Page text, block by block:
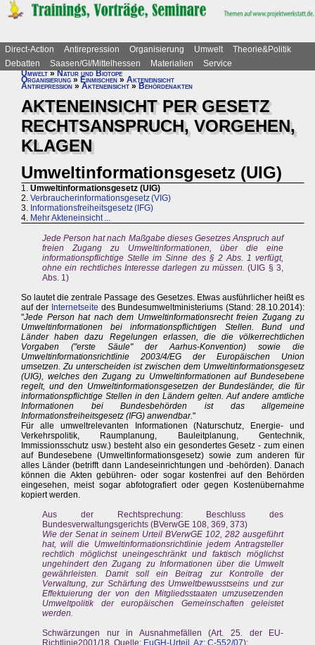
Direct-Action Antirepression Organisierung Umwelt
Theorie&Politik
Debatten
Saasen/GI/Mittelhessen Materialien
Service
Umwelt»Natur und Biotope
Organisierung » Einmischen » Akteneinsicht
Antirepression » Akteneinsicht » Behördenakten
AKTENEINSICHT PER GESETZ
RECHTSANSPRUCH, VORGEHEN,
KLAGEN
Umweltinformationsgesetz (UIG)
1. Umweltinformationsgesetz (UIG)
2. Verbraucherinformationsgesetz (VIG)
3. Informationsfreiheitsgesetz (IFG)
4. Mehr Akteneinsicht ...
Jede Person hat nach Maßgabe dieses Gesetzes Anspruch auf
freien Zugang zu Umweltinformationen, über die eine
informationspflichtige Stelle im Sinne des § 2 Abs. 1 verfügt,
ohne ein rechtliches Interesse darlegen zu müssen.(UIG § 3,
Abs. 1)
So lautet die zentrale Passage des Gesetzes. Etwas ausführlicher heißt es
auf der Internetseite des Bundesumweltministeriums (Stand: 28.10.2014):
"Jede Person hat nach dem Umweltinformationsrecht freien Zugang zu
Umweltinformationen bei informationspflichtigen Stellen. Bund und
Länder haben dazu Regelungen erlassen, die die völkerrechtlichen
Vorgaben ("erste Säule" der Aarhus-Konvention) sowie die
Umweltinformationsrichtlinie 2003/4/EG der Europäischen Union
umsetzen. Zu unterscheiden ist zwischen dem Umweltinformationsgesetz
(UIG), welches den Zugang zu Umweltinformationen auf Bundesebene
regelt, und den Umweltinformationsgesetzen der Bundesländer, die für
informationspflichtige Stellen in den Ländern gelten. Auf andere amtliche
Informationen bei Bundesbehörden ist das allgemeine
Informationsfreiheitsgesetz (IFG) anwendbar."
Für alle umweltrelevanten Informationen (Naturschutz, Energie- und
Verkehrspolitik, Raumplanung, Bauleitplanung, Gentechnik,
Immissionsschutz usw.) besteht also ein gesondertes Gesetz - zum einen
auf Bundesebene (Umweltinformationsgesetz) sowie zum anderen für
alles Länder (betrifft dann Landeseinrichtungen und -behörden). Danach
können die Akten gebühren- oder sogar kostenfrei auf den Behörden
eingesehen, meist sogar abfotografiert oder gegen Kostenübernahme
kopiert werden.
Aus der Rechtsprechung: Beschluss des
Bundesverwaltungsgerichts (BVerwGE 108, 369, 373)
Wie der Senat in seinem Urteil BVerwGE 102, 282 ausgeführt
hat, will die Umweltinformationsrichtlinie jedem Antragsteller
rechtlich möglichst uneingeschränkt und faktisch möglichst
ungehindert den Zugang zu Informationen über die Umwelt
gewährleisten. Damit soll ein Beitrag zur Kontrolle der
Verwaltung, zur Schärfung des Umweltbewusstseins und zur
Effektuierung der von den Mitgliedsstaaten umzusetzenden
Umweltpolitik der europäischen Gemeinschaften geleistet
werden.
Schwärzungen nur in Ausnahmefällen (Art. 25. der EU-